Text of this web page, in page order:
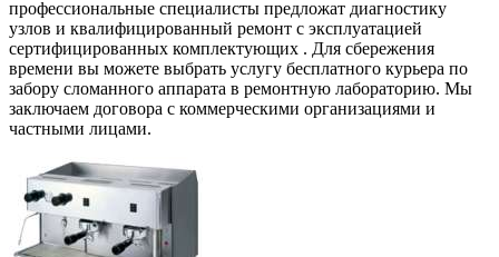
профессиональные специалисты предложат диагностику
узлов и квалифицированный ремонт с эксплуатацией
сертифицированных комплектующих . Для сбережения
времени вы можете выбрать услугу бесплатного курьера по
забору сломанного аппарата в ремонтную лабораторию. Мы
заключаем договора с коммерческими организациями и
частными лицами.